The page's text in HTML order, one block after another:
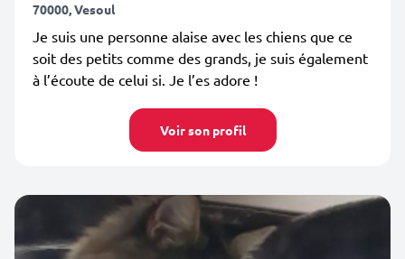
70000, Vesoul
Je suis une personne alaise avec les chiens que ce
soit des petits comme des grands, je suis également
à l’écoute de celui si. Je l’es adore !
Voir son profil